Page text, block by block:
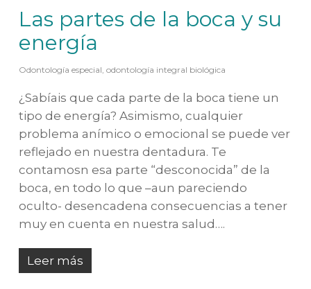
Las partes de la boca y su
energía
Odontología especial odontología integral biológica
¿Sabíais que cada parte de la boca tiene un
tipo de energía? Asimismo, cualquier
problema anímico o emocional se puede ver
reflejado en nuestra dentadura. Te
contamosn esa parte “desconocida” de la
boca, en todo lo que –aun pareciendo
oculto- desencadena consecuencias a tener
muy en cuenta en nuestra salud….
Leer más